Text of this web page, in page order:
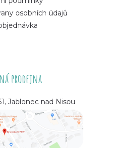
osobních údajů
prodejna
Jablonec nad Nisou